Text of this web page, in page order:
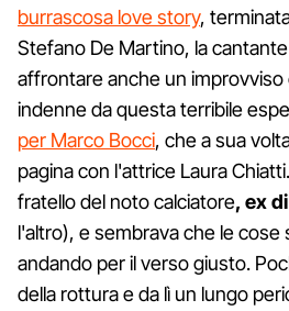
burrascosa love story,
Stefano De Martino, la
affrontare anche un improvviso
indenne da questa terribile
per Marco Bocci, che a sua
pagina con l'attrice Laura
fratello del noto calciatore, ex
l'altro), e sembrava che le
andando per il verso giusto.
della rottura e da lì un lungo